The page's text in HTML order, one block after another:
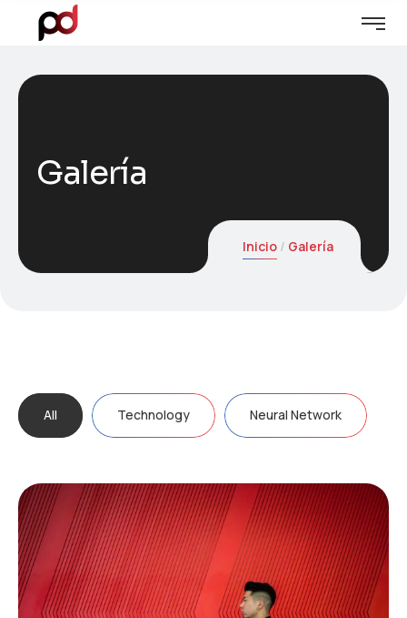
Galería
Inicio Galería
All Technology Neural Network